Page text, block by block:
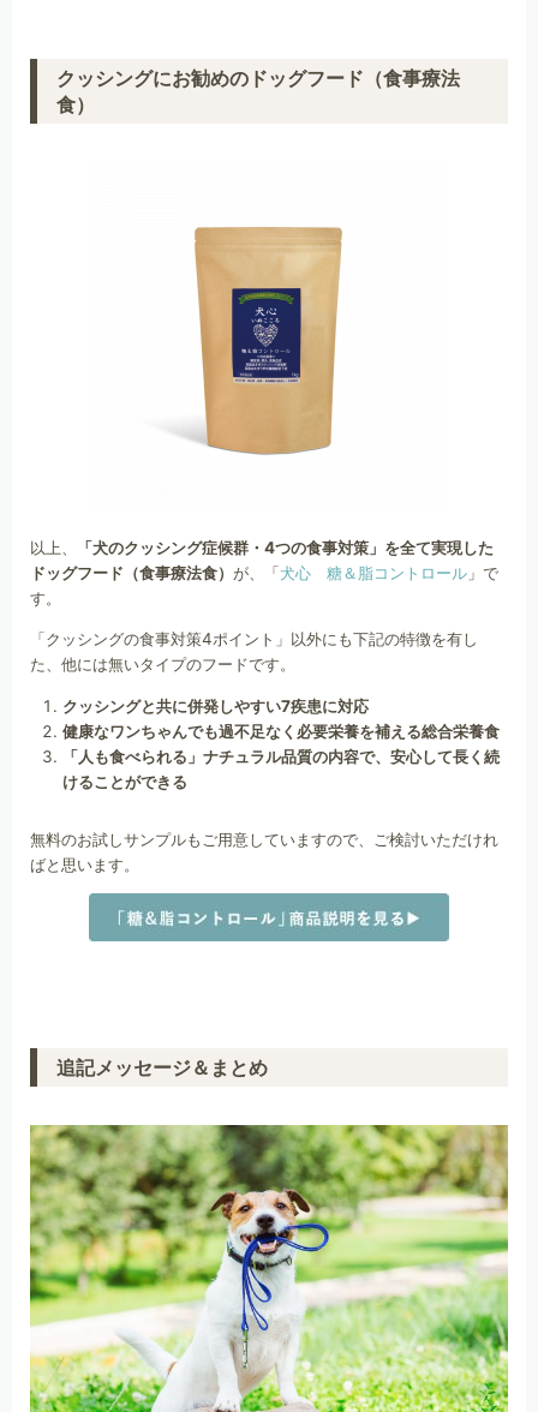
クッシングにお勧めのドッグフード（食事療法
食）
以上、
「犬のクッシング症候群・4つの食事対策」を全て実現した
ドッグフード（食事療法食） が、「犬心 糖＆脂コントロール 」で
す。
「クッシングの食事対策4ポイント」以外にも下記の特徴を有し
た、他には無いタイプのフードです。
クッシングと共に併発しやすい7疾患に対応
健康なワンちゃんでも過不足なく必要栄養を補える総合栄養食
「人も食べられる」ナチュラル品質の内容で、安心して長く続
けることができる
無料のお試しサンプルもご用意していますので、ご検討いただけれ
ばと思います。
追記メッセージ＆まとめ